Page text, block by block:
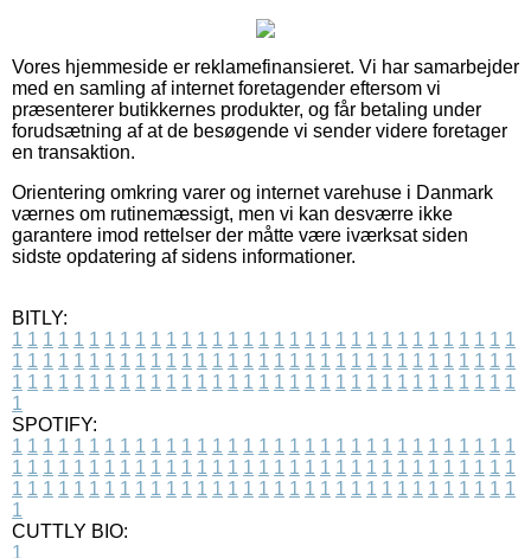
Vores hjemmeside er reklamefinansieret. Vi har samarbejder
med en samling af internet foretagender eftersom vi
præsenterer butikkernes produkter, og får betaling under
forudsætning af at de besøgende vi sender videre foretager
en transaktion.
Orientering omkring varer og internet varehuse i Danmark
værnes om rutinemæssigt, men vi kan desværre ikke
garantere imod rettelser der måtte være iværksat siden
sidste opdatering af sidens informationer.
BITLY:
1 1 1 1 1 1 1 1 1 1 1 1 1 1 1 1 1 1 1 1 1 1 1 1 1 1 1 1 1 1 1 1 1
1 1 1 1 1 1 1 1 1 1 1 1 1 1 1 1 1 1 1 1 1 1 1 1 1 1 1 1 1 1 1 1 1
1 1 1 1 1 1 1 1 1 1 1 1 1 1 1 1 1 1 1 1 1 1 1 1 1 1 1 1 1 1 1 1 1
1
SPOTIFY:
1 1 1 1 1 1 1 1 1 1 1 1 1 1 1 1 1 1 1 1 1 1 1 1 1 1 1 1 1 1 1 1 1
1 1 1 1 1 1 1 1 1 1 1 1 1 1 1 1 1 1 1 1 1 1 1 1 1 1 1 1 1 1 1 1 1
1 1 1 1 1 1 1 1 1 1 1 1 1 1 1 1 1 1 1 1 1 1 1 1 1 1 1 1 1 1 1 1 1
1
CUTTLY BIO:
1